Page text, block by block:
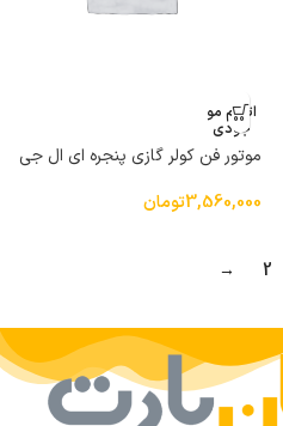
اتمام مو
جودی
موتور فن کولر گازی پنجره ای ال جی
3,560,000تومان
2
→